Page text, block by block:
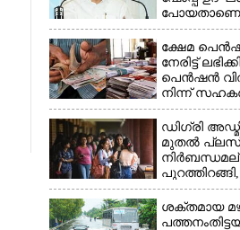
വിചാരിച്ചു,
ക്ഷേമ
നേരിട്ട്
പെൻഷൻ
നിന്ന്
ബാങ്കുകളെ
ഡിഗ്രി
മുതൽ
മാറ്റങ്ങൾ
ശക്തമായ